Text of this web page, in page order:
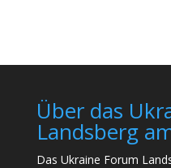
Über das
Landsberg
Das Ukraine Forum